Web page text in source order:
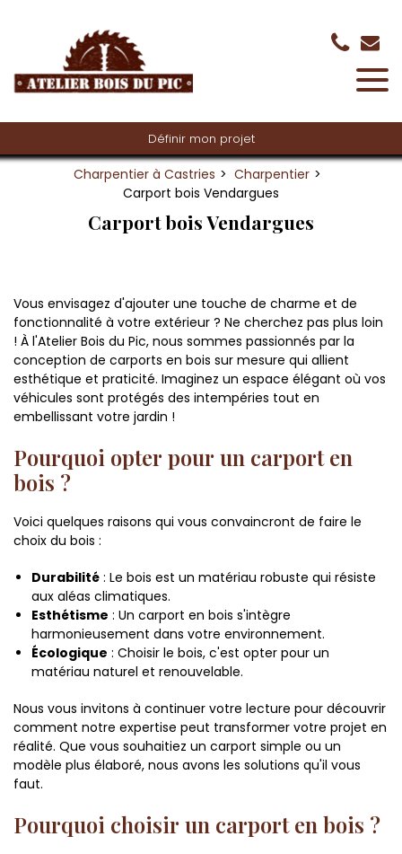
Définir mon projet
Charpentier à Castries
Charpentier
Carport bois Vendargues
Carport bois Vendargues
Vous envisagez d'ajouter une touche de charme et de
fonctionnalité à votre extérieur ? Ne cherchez pas plus loin
! À l'Atelier Bois du Pic, nous sommes passionnés par la
conception de carports en bois sur mesure qui allient
esthétique et praticité. Imaginez un espace élégant où vos
véhicules sont protégés des intempéries tout en
embellissant votre jardin !
Pourquoi opter pour un carport en
bois ?
Voici quelques raisons qui vous convaincront de faire le
choix du bois :
Durabilité : Le bois est un matériau robuste qui résiste
aux aléas climatiques.
Esthétisme : Un carport en bois s'intègre
harmonieusement dans votre environnement.
Écologique : Choisir le bois, c'est opter pour un
matériau naturel et renouvelable.
Nous vous invitons à continuer votre lecture pour découvrir
comment notre expertise peut transformer votre projet en
réalité. Que vous souhaitiez un carport simple ou un
modèle plus élaboré, nous avons les solutions qu'il vous
faut.
Pourquoi choisir un carport en bois ?